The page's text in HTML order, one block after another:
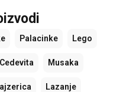
Palacinke Lego
Cedevita Musaka
Lazanje